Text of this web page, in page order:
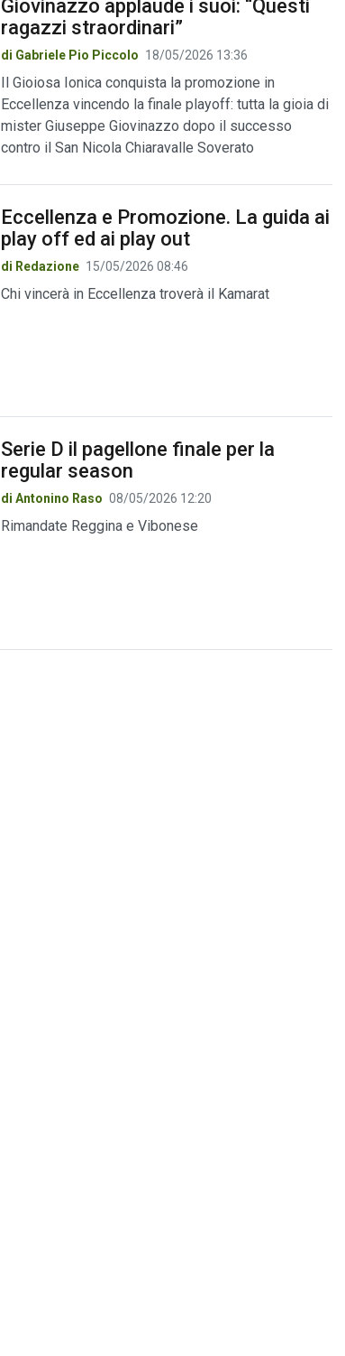
Giovinazzo applaude i suoi: “Questi
ragazzi straordinari”
di Gabriele Pio Piccolo 18/05/2026 13:36
Il Gioiosa Ionica conquista la promozione in
Eccellenza vincendo la finale playoff: tutta la gioia di
mister Giuseppe Giovinazzo dopo il successo
contro il San Nicola Chiaravalle Soverato
Eccellenza e Promozione. La guida ai
play off ed ai play out
di Redazione 15/05/2026 08:46
Chi vincerà in Eccellenza troverà il Kamarat
Serie D il pagellone finale per la
regular season
di Antonino Raso 08/05/2026 12:20
Rimandate Reggina e Vibonese